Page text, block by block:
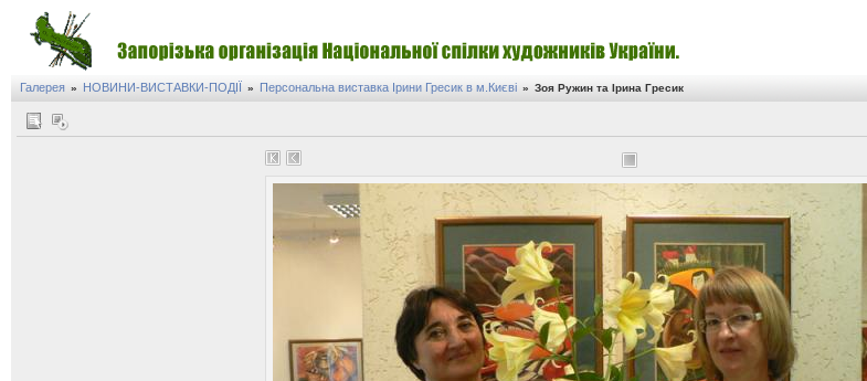
Галерея » НОВИНИ-ВИСТАВКИ-ПОДІЇ » Персональна виставка Ірини Гресик в м.Києві » Зоя Ружин та Ірина Гресик